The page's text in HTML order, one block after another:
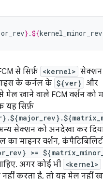
} .${kernel_minor_rev
से सिर्फ़ <kernel> सेक्शन
के कर्नल के ${ver} और
मेल खाने वाले FCM वर्शन को
यह सिर्फ़
सेक्शन को अनदेखा कर
माइनर वर्शन,
>=
अगर कोई भी <kernel>
नहीं करता है, तो यह मेल नहीं